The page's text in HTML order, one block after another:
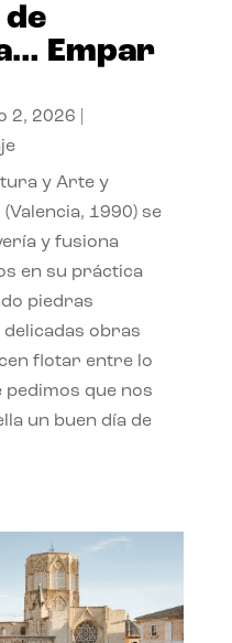
de
Empar
2, 2026
y Arte y
1990) se
y fusiona
en su práctica
piedras
obras
flotar entre lo
pedimos que nos
un buen día de